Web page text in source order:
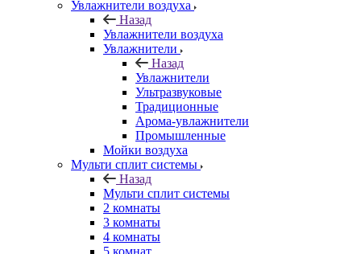
Увлажнители воздуха
Назад
Увлажнители воздуха
Увлажнители
Назад
Увлажнители
Ультразвуковые
Традиционные
Арома-увлажнители
Промышленные
Мойки воздуха
Мульти сплит системы
Назад
Мульти сплит системы
2 комнаты
3 комнаты
4 комнаты
5 комнат